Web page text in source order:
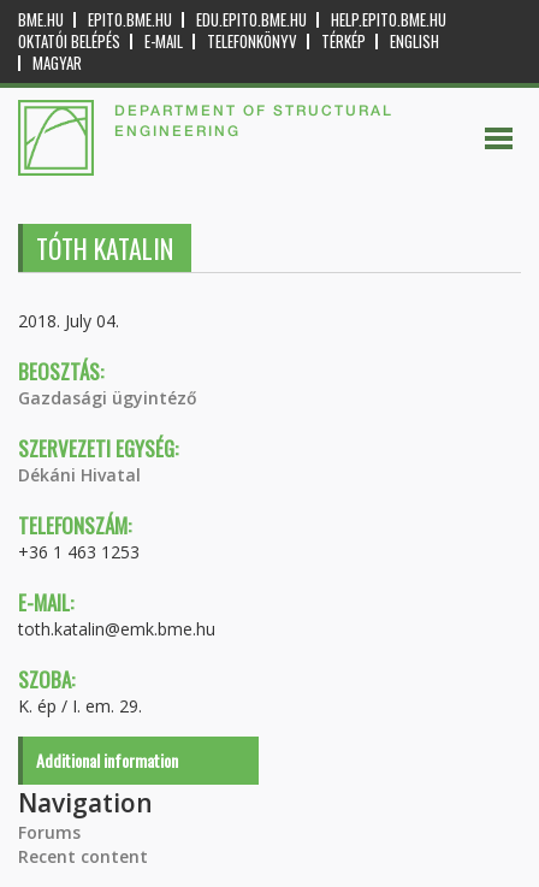
BME.HU EPITO.BME.HU EDU.EPITO.BME.HU
HELP.EPITO.BME.HU
OKTATÓI BELÉPÉS
E-MAIL TELEFONKÖNYV TÉRKÉP
ENGLISH
MAGYAR
DEPARTMENT OF STRUCTURAL
ENGINEERING
TÓTH KATALIN
2018. July 04.
BEOSZTÁS:
Gazdasági ügyintéző
SZERVEZETI EGYSÉG:
Dékáni Hivatal
TELEFONSZÁM:
+36 1 463 1253
E-MAIL:
toth.katalin@emk.bme.hu
SZOBA:
K. ép / I. em. 29.
Additional information
Navigation
Forums
Recent content